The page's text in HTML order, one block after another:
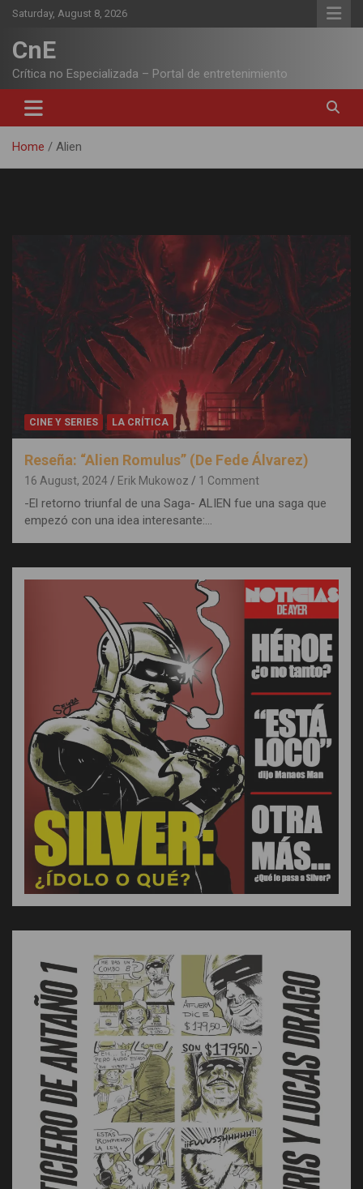
Skip
content
Saturday, August 8, 2026
CnE
Crítica no Especializada – Portal de entretenimiento
Home Alien
CINE Y SERIES LA CRÍTICA
Reseña: “Alien Romulus” (De Fede Álvarez)
16 August, 2024 Erik Mukowoz 1 Comment
-El retorno triunfal de una Saga- ALIEN fue una saga que
empezó con una idea interesante:…